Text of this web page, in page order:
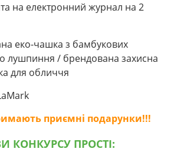
на електронний журнал на 2
еко-чашка з бамбукових
лушпиння / брендована захисна
для обличчя
приємні подарунки!!!
КОНКУРСУ ПРОСТІ: